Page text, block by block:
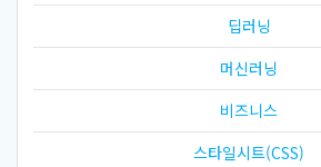
딥러닝
머신러닝
비즈니스
스타일시트(CSS)